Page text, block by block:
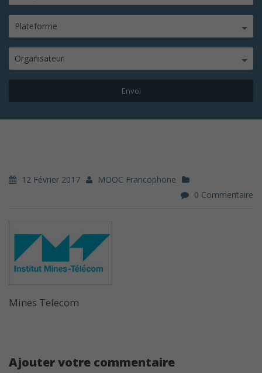
Plateforme
Organisateur
12 Février 2017
MOOC Francophone
0 Commentaire
Mines Telecom
Ajouter votre commentaire